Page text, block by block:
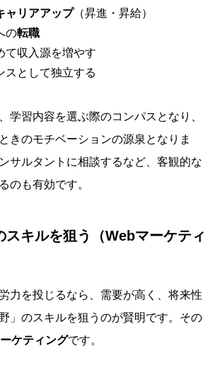
ャリアアップ（昇進・昇給）
の転職
て収入源を増やす
スとして独立する
学習内容を選ぶ際のコンパスとなり、
きのモチベーションの源泉となりま
サルタントに相談するなど、客観的な
のも有効です。
スキルを狙う（Webマーケティ
力を投じるなら、需要が高く、将来性
」のスキルを狙うのが賢明です。その
ケティングです。